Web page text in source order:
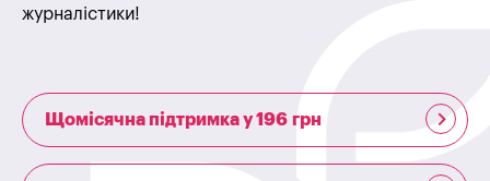
журналістики!
Щомісячна підтримка у 196 грн